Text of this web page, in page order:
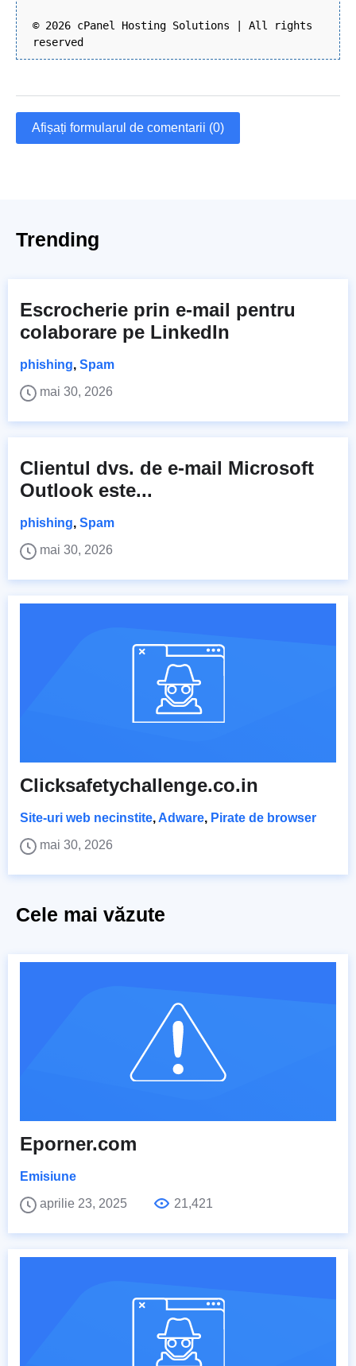
© 2026 cPanel Hosting Solutions | All rights
reserved
Afișați formularul de comentarii (0)
Trending
Escrocherie prin e-mail pentru
colaborare pe LinkedIn
phishing, Spam
mai 30, 2026
Clientul dvs. de e-mail Microsoft
Outlook este...
phishing, Spam
mai 30, 2026
Clicksafetychallenge.co.in
Site-uri web necinstite,Adware, Pirate de browser
mai 30, 2026
Cele mai văzute
Eporner.com
Emisiune
aprilie 23, 2025
21,421